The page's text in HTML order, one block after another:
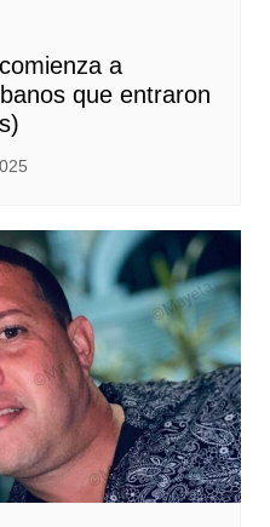
a
que entraron